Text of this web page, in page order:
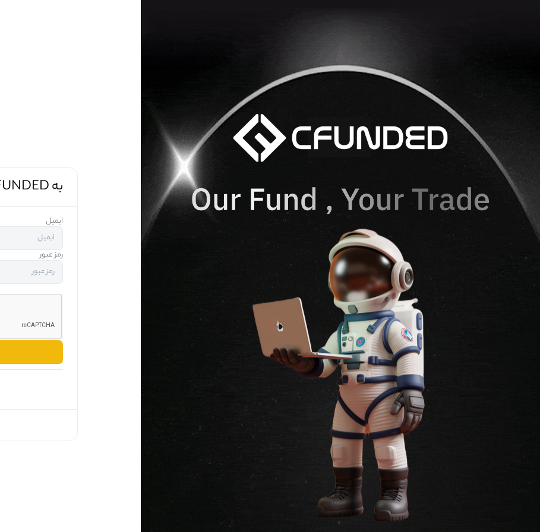
به CFUNDED خوش آمدید
ایمیل
رمز عبور